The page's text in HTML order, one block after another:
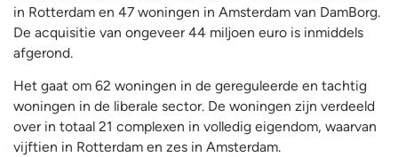
in Rotterdam en 47 woningen in Amsterdam van DamBorg.
De acquisitie van ongeveer 44 miljoen euro is inmiddels
afgerond.
Het gaat om 62 woningen in de gereguleerde en tachtig
woningen in de liberale sector. De woningen zijn verdeeld
over in totaal 21 complexen in volledig eigendom, waarvan
vijftien in Rotterdam en zes in Amsterdam.